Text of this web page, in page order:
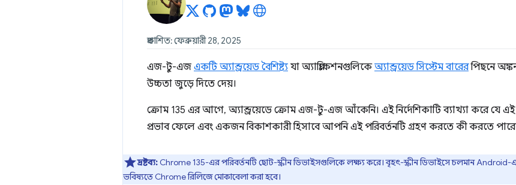
প্রকাশিত: ফেব্রুয়ারী 28, 2025
এজ-টু-এজ একটি অ্যান্ড্রয়েড বৈশিষ্ট্য যা অ্যাপ্লিকেশনগুলিকেঅ্যান্ড্রয়েড সিস্টেম বারেরপিছনে
উচ্চতা জুড়ে দিতে দেয়।
ক্রোম 135 এর আগে, অ্যান্ড্রয়েডে ক্রোম এজ-টু-এজ আঁকেনি। এই নির্দেশিকাটি ব্যাখ্যা করে যে
প্রভাব ফেলে এবং একজন বিকাশকারী হিসাবে আপনি এই পরিবর্তনটি গ্রহণ করতে কী করতে
দ্রষ্টব্য: Chrome 135-এর পরিবর্তনটি ছোট-স্ক্রীন ডিভাইসগুলিকে লক্ষ্য করে। বৃহৎ-স্ক্রীন ডিভাইসে চলমান Android-
ভবিষ্যতে Chrome রিলিজে মোকাবেলা করা হবে।